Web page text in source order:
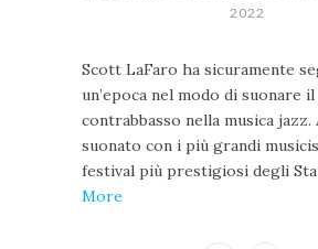
2022
Scott LaFaro ha sicuramente
un’epoca nel modo di suonare il
contrabbasso nella musica jazz.
suonato con i più grandi
festival più prestigiosi degli
More